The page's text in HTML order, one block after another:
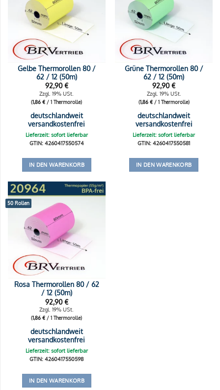
Gelbe Thermorollen 80 /
62 / 12 (50m)
92,90€
Zzgl. 19% USt.
(1,86€ / 1 Thermorolle)
deutschlandweit
versandkostenfrei
Lieferzeit: sofort lieferbar
GTIN: 4260417550574
IN DEN WARENKORB
Grüne Thermorollen 80 /
62 / 12 (50m)
92,90€
Zzgl. 19% USt.
(1,86 €/ 1 Thermorolle)
deutschlandweit
versandkostenfrei
Lieferzeit: sofort lieferbar
GTIN: 4260417550581
IN DEN WARENKORB
50 Rollen
Rosa Thermorollen 80 / 62
/ 12 (50m)
92,90€
Zzgl. 19% USt.
(1,86€ / 1 Thermorolle)
deutschlandweit
versandkostenfrei
Lieferzeit: sofort lieferbar
GTIN: 4260417550598
IN DEN WARENKORB